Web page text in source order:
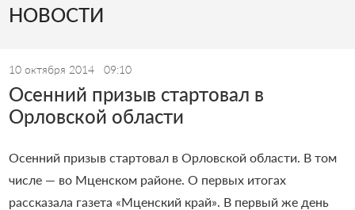
НОВОСТИ
10 октября 2014 09:10
Осенний призыв стартовал в
Орловской области
Осенний призыв стартовал в Орловской области. В том
числе — во Мценском районе. О первых итогах
рассказала газета «Мценский край». В первый же день